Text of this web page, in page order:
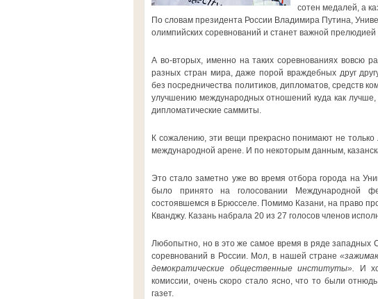
сотен медалей, а
По словам президента России Владимира Путина,
олимпийских соревнований и станет важной
А во-вторых, именно на таких соревнованиях вовсю
разных стран мира, даже порой враждебных друг
без посредничества политиков, дипломатов, средств
улучшению международных отношений куда как
дипломатические саммиты.
К сожалению, эти вещи прекрасно понимают не
международной арене. И по некоторым данным,
Это стало заметно уже во время отбора города на
было принято на голосовании Международной
состоявшемся в Брюсселе. Помимо Казани, на право
Кванджу. Казань набрала 20 из 27 голосов членов
Любопытно, но в это же самое время в ряде западных
соревнований в России. Мол, в нашей стране
демократические общественные институты».
И
комиссии, очень скоро стало ясно, что то были
газет.